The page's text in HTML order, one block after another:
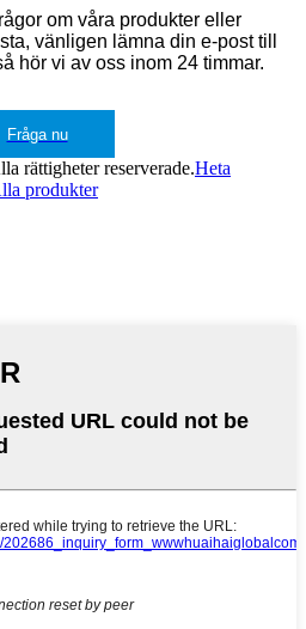
om våra produkter eller
vänligen lämna din e-post till
hör vi av oss inom 24 timmar.
Fråga nu
rättigheter reserverade.Heta
produkter